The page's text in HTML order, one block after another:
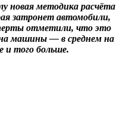
новая методика расчёта
затронет автомобили,
отметили, что это
на машины — в среднем на
и того больше.